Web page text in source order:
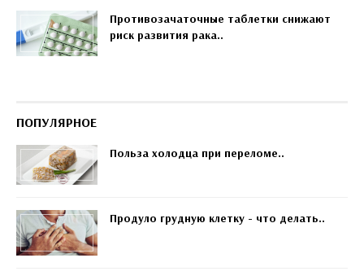
Противозачаточные таблетки снижают
риск развития рака..
ПОПУЛЯРНОЕ
Польза холодца при переломе..
Продуло грудную клетку - что делать..